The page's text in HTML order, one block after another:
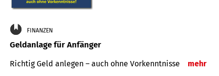
FINANZEN
Geldanlage für Anfänger
Richtig Geld anlegen – auch ohne Vorkenntnisse mehr